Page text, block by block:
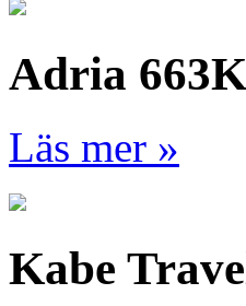
Adria
Läs mer »
Kabe